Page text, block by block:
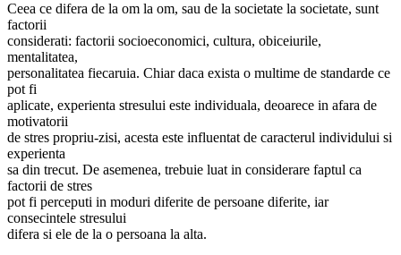
Ceea ce difera de la om la om, sau de la societate la societate, sunt
factorii
considerati: factorii socioeconomici, cultura, obiceiurile,
mentalitatea,
personalitatea fiecaruia. Chiar daca exista o multime de standarde ce
pot fi
aplicate, experienta stresului este individuala, deoarece in afara de
motivatorii
de stres propriu-zisi, acesta este influentat de caracterul individului si
experienta
sa din trecut. De asemenea, trebuie luat in considerare faptul ca
factorii de stres
pot fi perceputi in moduri diferite de persoane diferite, iar
consecintele stresului
difera si ele de la o persoana la alta.